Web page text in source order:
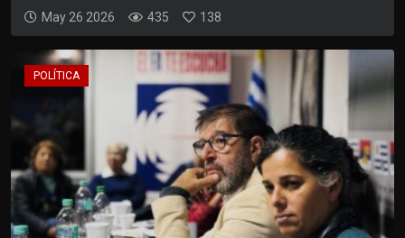
May 26 2026 435 138
POLÍTICA